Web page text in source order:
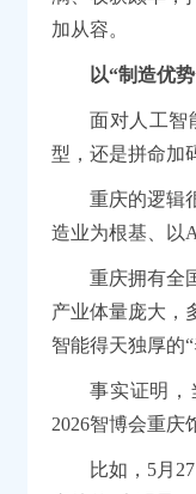
加从容。
以“制造优
面对人工智
型，还是拼命加
重庆的逻辑
造业为根基、以
重庆拥有全
产业体量庞大，
智能得天独厚的
事实证明，
2026智博会重庆
比如，5月